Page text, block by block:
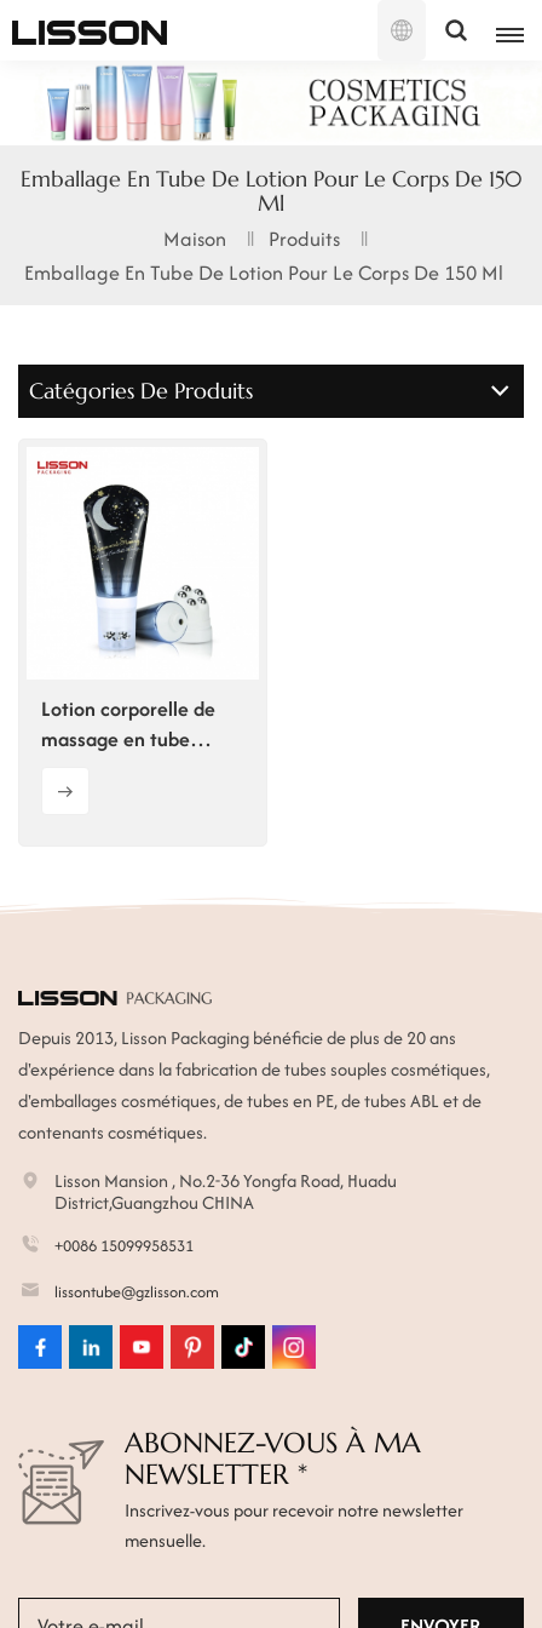
Français
English
français
português
العربية
Emballage En Tube De Lotion Pour Le Corps De 150
Ml
Maison
Produits
Emballage En Tube De Lotion Pour Le Corps De 150 Ml
Catégories De Produits
Lotion corporelle de
massage en tube
emballage
Depuis 2013, Lisson Packaging bénéficie de plus de 20 ans
d'expérience dans la fabrication de tubes souples cosmétiques,
d'emballages cosmétiques, de tubes en PE, de tubes ABL et de
contenants cosmétiques.
Lisson Mansion , No.2-36 Yongfa Road, Huadu
District,Guangzhou CHINA
+0086 15099958531
lissontube@gzlisson.com
ABONNEZ-VOUS À MA
NEWSLETTER *
Inscrivez-vous pour recevoir notre newsletter
mensuelle.